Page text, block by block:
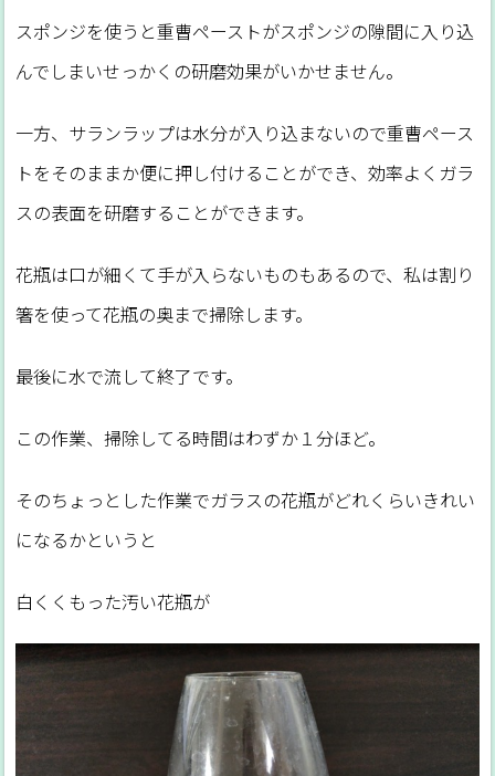
スポンジを使うと重曹ペーストがスポンジの隙間に入り込
んでしまいせっかくの研磨効果がいかせません。
一方、サランラップは水分が入り込まないので重曹ペース
トをそのままか便に押し付けることができ、効率よくガラ
スの表面を研磨することができます。
花瓶は口が細くて手が入らないものもあるので、私は割り
箸を使って花瓶の奥まで掃除します。
最後に水で流して終了です。
この作業、掃除してる時間はわずか１分ほど。
そのちょっとした作業でガラスの花瓶がどれくらいきれい
になるかというと
白くくもった汚い花瓶が